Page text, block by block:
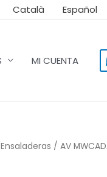
Català Español
MI CUENTA
/ AV